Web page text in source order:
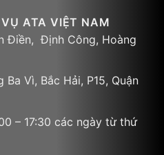
ATA VIỆT NAM
Điền, Định Công, Hoàng
Ba Vì, Bắc Hải, P15, Quận
– 17:30 các ngày từ thứ